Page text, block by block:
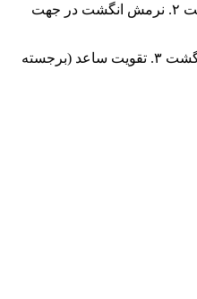
۱. نرمش انگشت در جهت کف دست ۲. نرمش انگشت در جهت
سه کاره: ۱. تقویت مچ ۲. تقویت انگشت ۳. تقویت ساعد (برجسته